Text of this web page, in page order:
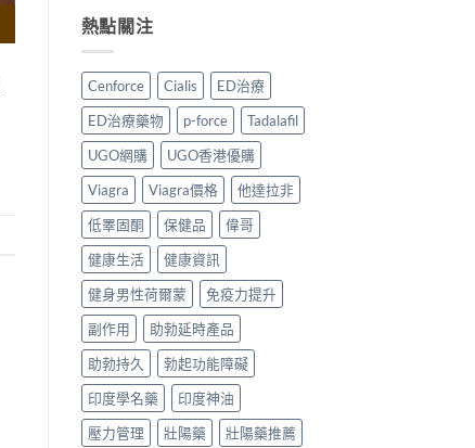
熱點關注
Cenforce Cialis
ED治療
ED治療藥物
p-force
Tadalafil
UGO網購
UGO香港優購
Viagra
Viagra價格
他達拉非
低睪固酮
保健品
偉哥
健康生活
健康資訊
健身男性荷爾蒙
免疫力提升
副作用
助勃延時產品
助勃持久
勃起功能障礙
印度學名藥
印度神油
壓力管理
壯陽藥
壯陽藥推薦